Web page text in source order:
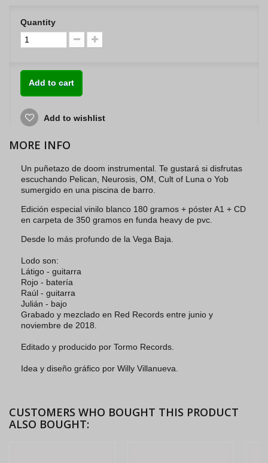
Quantity
Add to cart
Add to wishlist
MORE INFO
Un puñetazo de doom instrumental. Te gustará si disfrutas
escuchando Pelican, Neurosis, OM, Cult of Luna o Yob
sumergido en una piscina de barro.
Edición especial vinilo blanco 180 gramos + póster A1 + CD
en carpeta de 350 gramos en funda heavy de pvc.
Desde lo más profundo de la Vega Baja.
Lodo son:
Látigo - guitarra
Rojo - batería
Raúl - guitarra
Julián - bajo
Grabado y mezclado en Red Records entre junio y
noviembre de 2018.
Editado y producido por Tormo Records.
Idea y diseño gráfico por Willy Villanueva.
CUSTOMERS WHO BOUGHT THIS PRODUCT
ALSO BOUGHT: